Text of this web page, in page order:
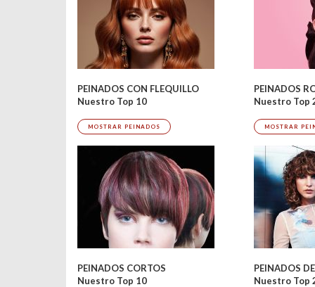
PEINADOS CON FLEQUILLO
Nuestro Top 10
MOSTRAR PEINADOS
PEINADOS
Nuestro Top
MOSTRAR
PEINADOS CORTOS
Nuestro Top 10
Nuestro Top